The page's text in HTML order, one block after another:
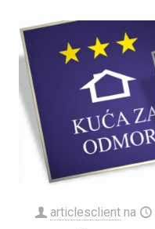
articlesclient na